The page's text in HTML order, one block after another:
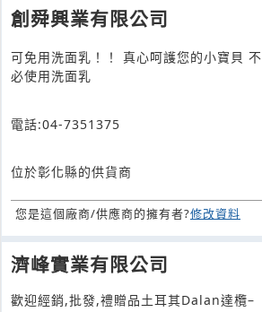
創舜興業有限公司
可免用洗面乳！！ 真心呵護您的小寶貝 不
必使用洗面乳
電話:04-7351375
位於彰化縣的供貨商
您是這個廠商/供應商的擁有者?修改資料
濟峰實業有限公司
歡迎經銷,批發,禮贈品土耳其Dalan達欖–